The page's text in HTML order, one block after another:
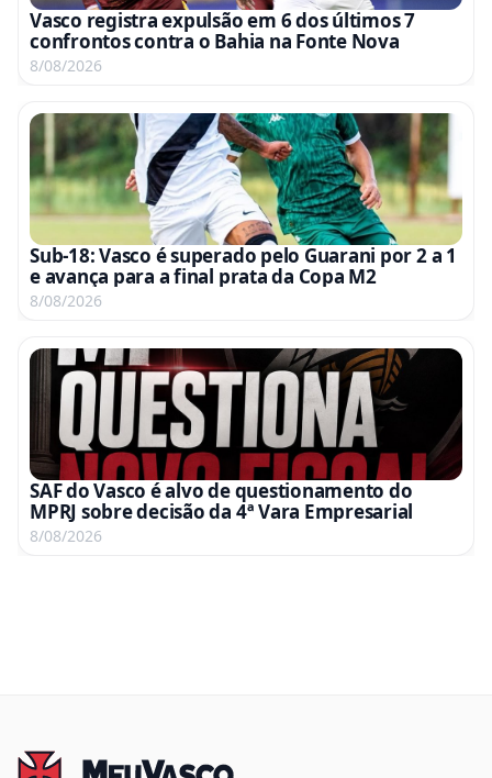
Vasco registra expulsão em 6 dos últimos 7
confrontos contra o Bahia na Fonte Nova
8/08/2026
Sub-18: Vasco é superado pelo Guarani por 2 a 1
e avança para a final prata da Copa M2
8/08/2026
SAF do Vasco é alvo de questionamento do
MPRJ sobre decisão da 4ª Vara Empresarial
8/08/2026